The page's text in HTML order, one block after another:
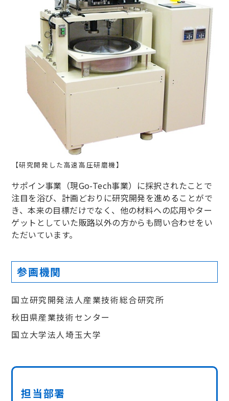
【研究開発した高速高圧研磨機】
サポイン事業（現Go-Tech事業）に採択されたことで
注目を浴び、計画どおりに研究開発を進めることがで
き、本来の目標だけでなく、他の材料への応用やター
ゲットとしていた販路以外の方からも問い合わせをい
ただいています。
参画機関
国立研究開発法人産業技術総合研究所
秋田県産業技術センター
国立大学法人埼玉大学
担当部署